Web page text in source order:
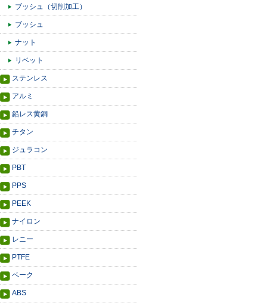
ブッシュ（切削加工）
ブッシュ
ナット
リベット
ステンレス
アルミ
鉛レス黄銅
チタン
ジュラコン
PBT
PPS
PEEK
ナイロン
レニー
PTFE
ベーク
ABS